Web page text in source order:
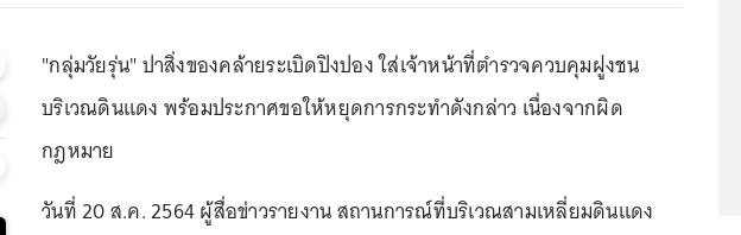
"กลุ่มวัยรุ่น" ปาสิ่งของคล้ายระเบิดปิงปอง ใส่เจ้าหน้าที่ตำรวจควบคุมฝูงชน
บริเวณดินแดง พร้อมประกาศขอให้หยุดการกระทำดังกล่าว เนื่องจากผิด
กฎหมาย
วันที่ 20 ส.ค. 2564 ผู้สื่อข่าวรายงาน สถานการณ์ที่บริเวณสามเหลี่ยมดินแดง